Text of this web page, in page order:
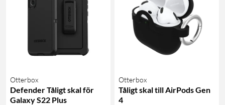
Otterbox
Defender Tåligt skal för
Galaxy S22 Plus
Otterbox
Tåligt skal till AirPods Gen
4